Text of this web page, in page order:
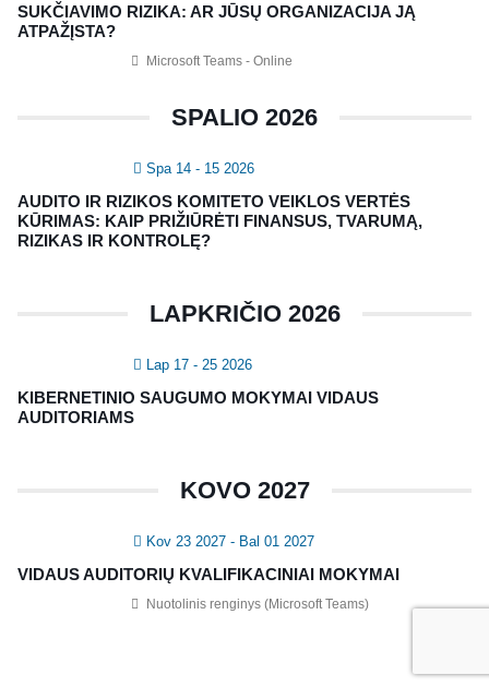
SUKČIAVIMO RIZIKA: AR JŪSŲ ORGANIZACIJA JĄ
ATPAŽĮSTA?
Microsoft Teams - Online
SPALIO 2026
Spa 14 - 15 2026
AUDITO IR RIZIKOS KOMITETO VEIKLOS VERTĖS
KŪRIMAS: KAIP PRIŽIŪRĖTI FINANSUS, TVARUMĄ,
RIZIKAS IR KONTROLĘ?
LAPKRIČIO 2026
Lap 17 - 25 2026
KIBERNETINIO SAUGUMO MOKYMAI VIDAUS
AUDITORIAMS
KOVO 2027
Kov 23 2027 - Bal 01 2027
VIDAUS AUDITORIŲ KVALIFIKACINIAI MOKYMAI
Nuotolinis renginys (Microsoft Teams)
Nagevičiaus g. 3, Vilnius
info@vaa.lt
NAUJIENLAIŠKIS
Registruokitės naujienlaiškiui apie Vidaus Auditorių asociaciją!
asociacija | IIA Lithuania |Privatumo politika